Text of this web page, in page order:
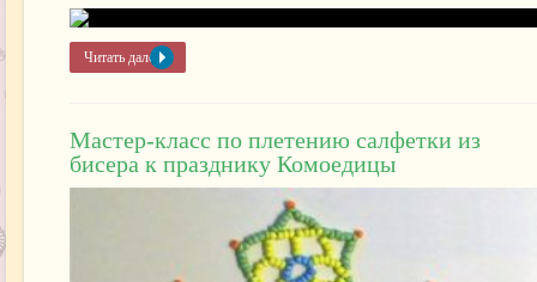
Читать далее »
Мастер-класс по плетению салфетки из
бисера к празднику Комоедицы